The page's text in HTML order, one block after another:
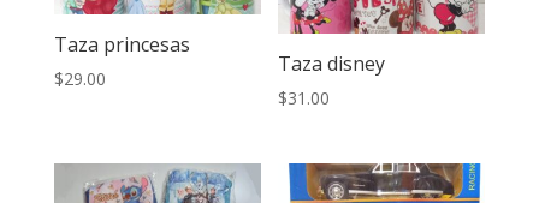
Taza princesas
$29.00
Taza disney
$31.00